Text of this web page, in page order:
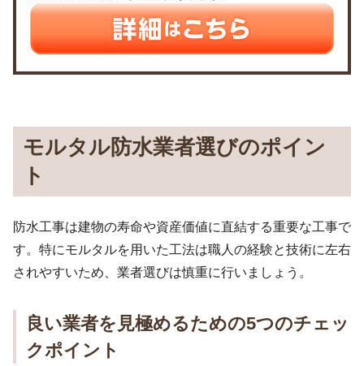
モルタル防水業者選びのポイン
ト
防水工事は建物の寿命や資産価値に直結する重要な工事で
す。特にモルタルを用いた工法は職人の経験と技術に左右
されやすいため、業者選びは慎重に行いましょう。
良い業者を見極めるための5つのチェッ
クポイント